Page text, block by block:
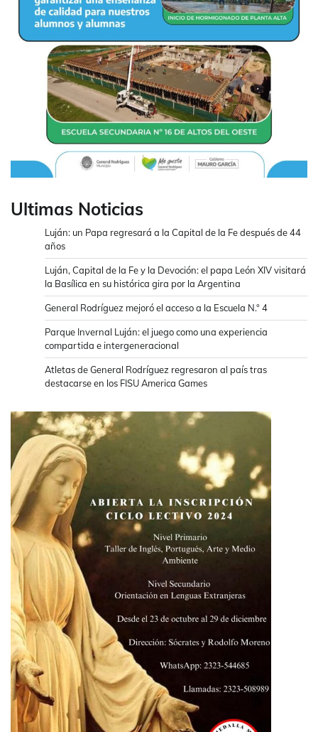
Ultimas Noticias
Luján: un Papa regresará a la Capital de la Fe después de 44
años
Luján, Capital de la Fe y la Devoción: el papa León XIV visitará
la Basílica en su histórica gira por la Argentina
General Rodríguez mejoró el acceso a la Escuela N.° 4
Parque Invernal Luján: el juego como una experiencia
compartida e intergeneracional
Atletas de General Rodríguez regresaron al país tras
destacarse en los FISU America Games